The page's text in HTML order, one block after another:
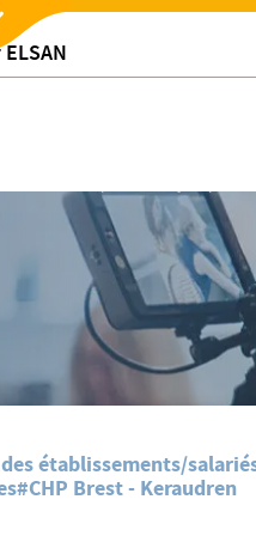
établissements
menu
activités à partir du 3 juin pour
établissements/
#CHP Brest - Keraudren